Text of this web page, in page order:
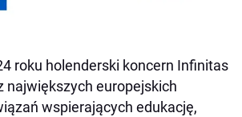
roku holenderski koncern Infinitas
największych europejskich
wspierających edukację,